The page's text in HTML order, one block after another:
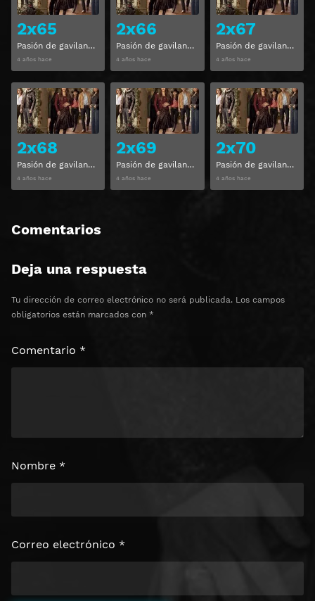
2x65
Pasión de gavilanes Temporada 2 Capitulo 65
4 años hace
2x66
Pasión de gavilanes Temporada 2 Capitulo 66
4 años hace
2x67
Pasión de gavilanes Temporada 2 Capitulo 67
4 años hace
2x68
Pasión de gavilanes Temporada 2 Capitulo 68
4 años hace
Ver
2x69
Pasión de gavilanes Temporada 2 Capitulo 69
4 años hace
Ver
2x70
Pasión de gavilanes Temporada 2 Capitulo 70
4 años hace
Comentarios
Deja una respuesta
Tu dirección de correo electrónico no será publicada. Los campos
obligatorios están marcados con *
Comentario *
Nombre *
Correo electrónico *